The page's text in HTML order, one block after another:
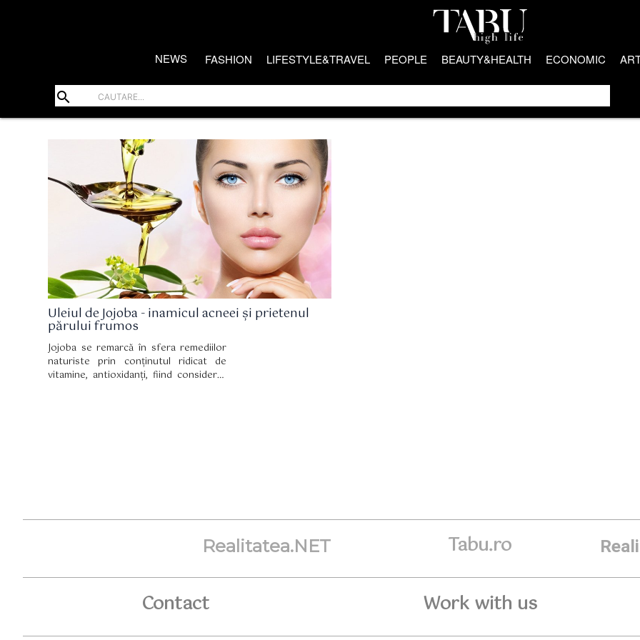
NEWS FASHION LIFESTYLE&TRAVEL PEOPLE BEAUTY&HEALTH ECONOMIC
search
Uleiul de Jojoba - inamicul acneei și prietenul
părului frumos
Jojoba se remarcă în sfera remediilor
naturiste prin conținutul ridicat de
vitamine, antioxidanți, fiind considerat
Realitatea.NET Tabu.ro
Contact Work with us